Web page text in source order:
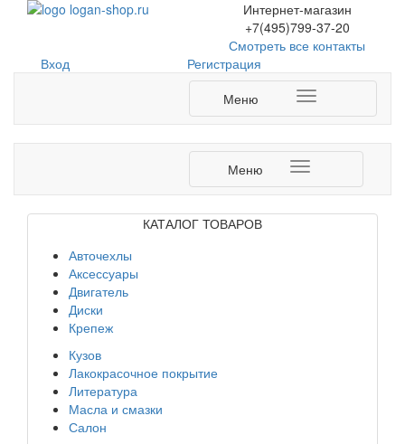
Интернет-магазин
+7(495)799-37-20
Смотреть все контакты
Вход
Регистрация
Меню
Меню
КАТАЛОГ ТОВАРОВ
Авточехлы
Аксессуары
Двигатель
Диски
Крепеж
Кузов
Лакокрасочное покрытие
Литература
Масла и смазки
Салон